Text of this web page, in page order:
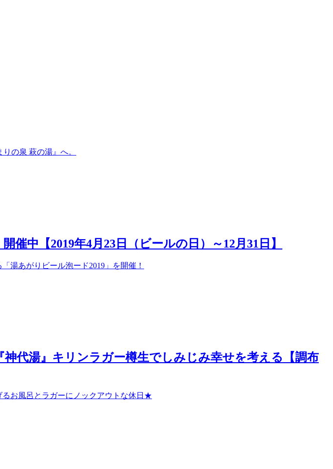
の泉 萩の湯』へ。
中【2019年4月23日（ビールの日）～12月31日】
湯あがりビール泡ード2019」を開催！
神代湯』キリンラガー樽生でしみじみ幸せを考える【調布
お風呂とラガーにノックアウトな休日★